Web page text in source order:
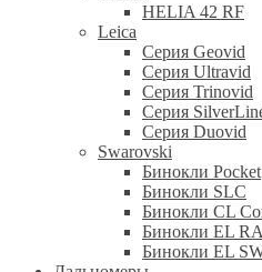
HELIA 42 RF
Leica
Серия Geovid
Серия Ultravid
Серия Trinovid
Серия
Серия Duovid
Swarovski
Бинокли Pocket
Бинокли SLC
Бинокли CL
Бинокли EL
Бинокли EL